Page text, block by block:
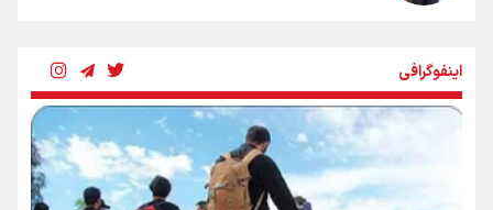
بنزین؛ تدبیری برای حفظ امنیت انرژی
اینفوگرافی